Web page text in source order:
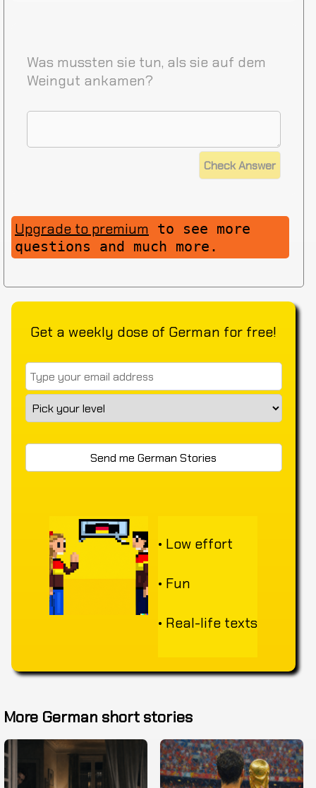
Was mussten sie tun, als sie auf dem
Weingut ankamen?
Upgrade to premium to see more
questions and much more.
Get a weekly dose of German for free!
• Low effort
• Fun
• Real-life texts
More German short stories